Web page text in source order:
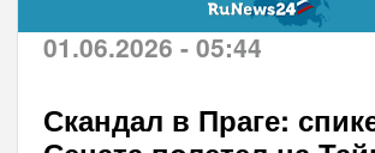
01.06.2026 - 05:44
Скандал в Праге: